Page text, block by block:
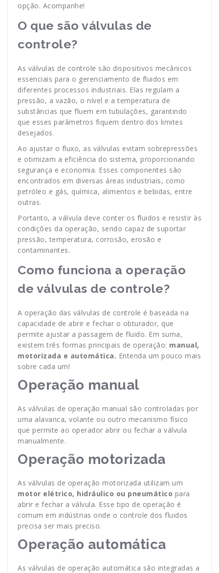
opção. Acompanhe!
O que são válvulas de
controle?
As válvulas de controle são dispositivos mecânicos
essenciais para o gerenciamento de fluidos em
diferentes processos industriais. Elas regulam a
pressão, a vazão, o nível e a temperatura de
substâncias que fluem em tubulações, garantindo
que esses parâmetros fiquem dentro dos limites
desejados.
Ao ajustar o fluxo, as válvulas evitam sobrepressões
e otimizam a eficiência do sistema, proporcionando
segurança e economia. Esses componentes são
encontrados em diversas áreas industriais, como
petróleo e gás, química, alimentos e bebidas, entre
outras.
Portanto, a válvula deve conter os fluidos e resistir às
condições da operação, sendo capaz de suportar
pressão, temperatura, corrosão, erosão e
contaminantes.
Como funciona a operação
de válvulas de controle?
A operação das válvulas de controle é baseada na
capacidade de abrir e fechar o obturador, que
permite ajustar a passagem de fluido. Em suma,
existem três formas principais de operação: manual,
motorizada e automática. Entenda um pouco mais
sobre cada um!
Operação manual
As válvulas de operação manual são controladas por
uma alavanca, volante ou outro mecanismo físico
que permite ao operador abrir ou fechar a válvula
manualmente.
Operação motorizada
As válvulas de operação motorizada utilizam um
motor elétrico, hidráulico ou pneumático para
abrir e fechar a válvula. Esse tipo de operação é
comum em indústrias onde o controle dos fluidos
precisa ser mais preciso.
Operação automática
As válvulas de operação automática são integradas a